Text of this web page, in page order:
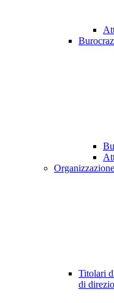
Organizzazione
Titolari
di